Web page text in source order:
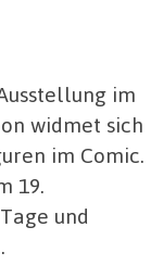
im
widmet sich
im Comic.
19.
und